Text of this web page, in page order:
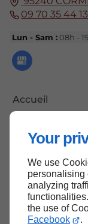
Your
We use
personalising
analyzing
the use of
Facebook
.
09 70 35 44 13
Lun - Sam : 08h -
Accueil
Mentions
Plan du site